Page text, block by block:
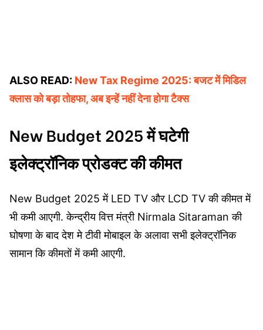
ALSO READ: New Tax Regime 2025: बजट में मिडिल
क्लास को बड़ा तोहफा, अब इन्हें नहीं देना होगा टैक्स
New Budget 2025 में घटेगी
इलेक्ट्रॉनिक प्रोडक्ट की कीमत
New Budget 2025 में LED TV और LCD TV की कीमत में
भी कमी आएगी. केन्द्रीय वित्त मंत्री Nirmala Sitaraman की
घोषणा के बाद देश मे टीवी मोबाइल के अलावा सभी इलेक्ट्रॉनिक
सामान कि कीमतों में कमी आएगी.